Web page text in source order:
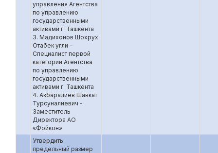
управления Агентства
по управлению
государственными
активами г. Ташкента
3. Мадихонов Шохрух
Отабек угли –
Специалист первой
категории Агентства
по управлению
государственными
активами г. Ташкента
4. Акбаралиев Шавкат
Турсуналиевич -
Заместитель
Директора АО
«Фойкон»
Утвердить
предельный размер